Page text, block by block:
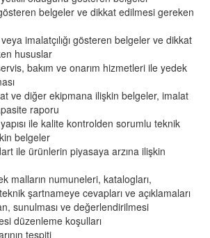
belgeler ve dikkat edilmesi gereken
veya imalatçılığı gösteren belgeler ve dikkat
hususlar
bakım ve onarım hizmetleri ile yedek
ve diğer ekipmana ilişkin belgeler, imalat
raporu
ile kalite kontrolden sorumlu teknik
belgeler
ile ürünlerin piyasaya arzına ilişkin
malların numuneleri, katalogları,
şartnameye cevapları ve açıklamaları
sunulması ve değerlendirilmesi
düzenleme koşulları
tespiti